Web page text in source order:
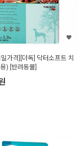
밀가격][더독] 닥터소프트 치
) [반려동물]